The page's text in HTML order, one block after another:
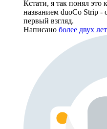
Кстати, я так понял
названием duoCo Strip -
первый взгляд.
Написано более двух